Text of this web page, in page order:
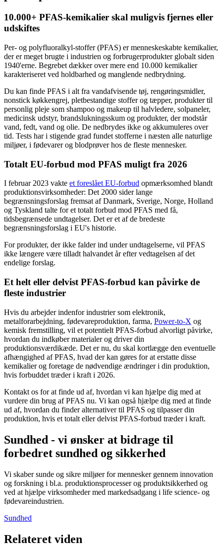
10.000+ PFAS-kemikalier skal muligvis fjernes eller
udskiftes
Per- og polyfluoralkyl-stoffer (PFAS) er menneskeskabte kemikalier,
der er meget brugte i industrien og forbrugerprodukter globalt siden
1940'erne. Begrebet dækker over mere end 10.000 kemikalier
karakteriseret ved holdbarhed og manglende nedbrydning.
Du kan finde PFAS i alt fra vandafvisende tøj, rengøringsmidler,
nonstick køkkengrej, pletbestandige stoffer og tæpper, produkter til
personlig pleje som shampoo og makeup til halvledere, solpaneler,
medicinsk udstyr, brandslukningsskum og produkter, der modstår
vand, fedt, vand og olie. De nedbrydes ikke og akkumuleres over
tid. Tests har i stigende grad fundet stofferne i næsten alle naturlige
miljøer, i fødevarer og blodprøver hos de fleste mennesker.
Totalt EU-forbud mod PFAS muligt fra 2026
I februar 2023 vakte et foreslået EU-forbud opmærksomhed blandt
produktionsvirksomheder: Det 2000 sider lange
begrænsningsforslag fremsat af Danmark, Sverige, Norge, Holland
og Tyskland talte for et totalt forbud mod PFAS med få,
tidsbegrænsede undtagelser. Det er et af de bredeste
begrænsningsforslag i EU's historie.
For produkter, der ikke falder ind under undtagelserne, vil PFAS
ikke længere være tilladt halvandet år efter vedtagelsen af det
endelige forslag.
Et helt eller delvist PFAS-forbud kan påvirke de
fleste industrier
Hvis du arbejder indenfor industrier som elektronik,
metalforarbejdning, fødevareproduktion, farma, Power-to-X og
kemisk fremstilling, vil et potentielt PFAS-forbud alvorligt påvirke,
hvordan du indkøber materialer og driver din
produktionsværdikæde. Det er nu, du skal kortlægge den eventuelle
afhængighed af PFAS, hvad der kan gøres for at erstatte disse
kemikalier og foretage de nødvendige ændringer i din produktion,
hvis forbuddet træder i kraft i 2026.
Kontakt os for at finde ud af, hvordan vi kan hjælpe dig med at
vurdere din brug af PFAS nu. Vi kan også hjælpe dig med at finde
ud af, hvordan du finder alternativer til PFAS og tilpasser din
produktion, hvis et totalt eller delvist PFAS-forbud træder i kraft.
Sundhed - vi ønsker at bidrage til
forbedret sundhed og sikkerhed
Vi skaber sunde og sikre miljøer for mennesker gennem innovation
og forskning i bl.a. produktionsprocesser og produktsikkerhed og
ved at hjælpe virksomheder med markedsadgang i life science- og
fødevareindustrien.
Sundhed
Relateret viden